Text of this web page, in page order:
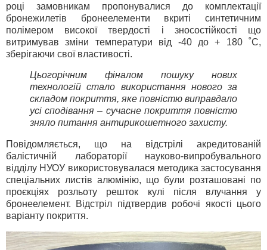
році замовникам пропонувалися до комплектації
бронежилетів бронеелементи вкриті синтетичним
полімером високої твердості і зносостійкості що
витримував зміни температури від -40 до + 180 ˚С,
зберігаючи свої властивості.
Цьогорічним фіналом пошуку нових
технологій стало використання нового за
складом покриття, яке повністю виправдало
усі сподівання – сучасне покриття повністю
зняло питання антирикошетного захисту.
Повідомляється, що на відстрілі акредитованій
балістичній лабораторії науково-випробувального
відділу НУОУ використовувалася методика застосування
спеціальних листів алюмінію, що були розташовані по
проєкціях розльоту решток кулі після влучання у
бронеелемент. Відстріл підтвердив робочі якості цього
варіанту покриття.